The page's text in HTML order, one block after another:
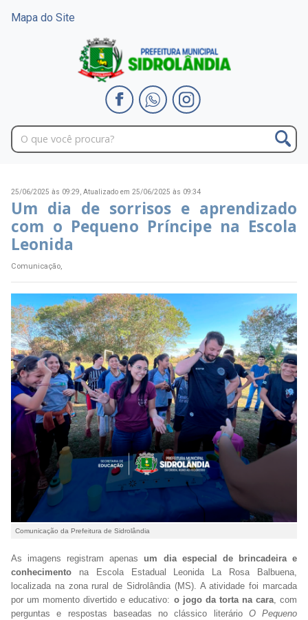
Mapa do Site
25/06/2025 às 09:29, Atualizado em 25/06/2025 às 09:34
Um dia de sorrisos e aprendizado
com o Pequeno Príncipe na Escola
Leonida
Comunicação,
Comunicação da Prefeitura de Sidrolândia
As imagens registram apenas um dia especial de brincadeira e
conhecimento na Escola Estadual Leonida La Rosa Balbuena,
localizada na zona rural de Sidrolândia (MS). A atividade foi marcada
por um momento divertido e educativo: o jogo da torta na cara, com
perguntas e respostas baseadas no clássico literário O Pequeno